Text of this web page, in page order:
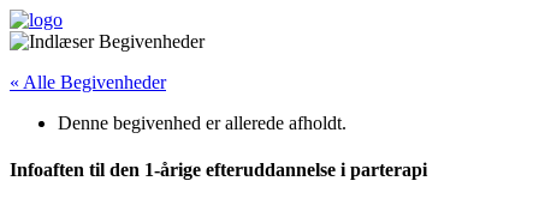
« Alle Begivenheder
Denne begivenhed er allerede afholdt.
Infoaften til den 1-årige efteruddannelse i parterapi